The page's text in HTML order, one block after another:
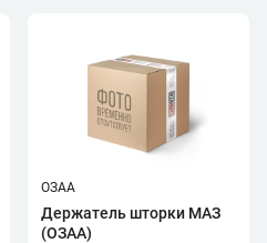
ОЗАА
Держатель шторки МАЗ
(ОЗАА)